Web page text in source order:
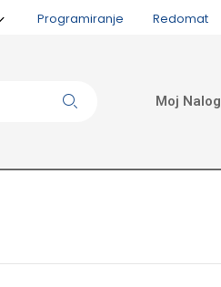
Programiranje Redomat
Moj Nalog